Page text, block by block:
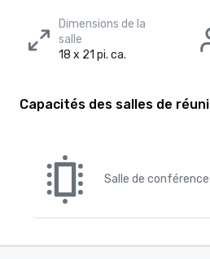
Dimensions de la
salle
18 x 21 pi. ca.
Capacités des salles de
Salle de conférence